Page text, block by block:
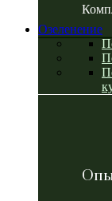
Озеленение